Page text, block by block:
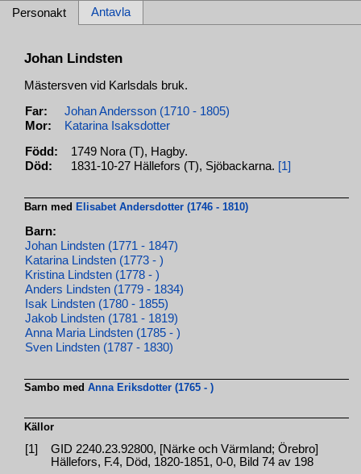
Personakt Antavla
Johan Lindsten
Mästersven vid Karlsdals bruk.
Far:
Johan Andersson (1710 - 1805)
Mor:
Katarina Isaksdotter
Född:
1749 Nora (T), Hagby.
Död:
1831-10-27 Hällefors (T), Sjöbackarna. [1]
Barn medElisabet Andersdotter (1746 - 1810)
Barn:
Johan Lindsten (1771 - 1847)
Katarina Lindsten (1773 - )
Kristina Lindsten (1778 - )
Anders Lindsten (1779 - 1834)
Isak Lindsten (1780 - 1855)
Jakob Lindsten (1781 - 1819)
Anna Maria Lindsten (1785 - )
Sven Lindsten (1787 - 1830)
Sambo medAnna Eriksdotter (1765 - )
Källor
[1]
GID 2240.23.92800, [Närke och Värmland; Örebro]
Hällefors, F.4, Död, 1820-1851, 0-0, Bild 74 av 198